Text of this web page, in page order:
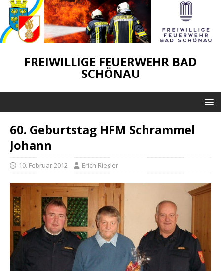
FREIWILLIGE FEUERWEHR BAD
SCHÖNAU
60. Geburtstag HFM Schrammel
Johann
10. Februar 2012 Erich Riegler